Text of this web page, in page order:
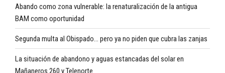
Abando como zona vulnerable: la renaturalización de la antigua
BAM como oportunidad
Segunda multa al Obispado… pero ya no piden que cubra las zanjas
La situación de abandono y aguas estancadas del solar en
Mañaneros 260 y Telenorte